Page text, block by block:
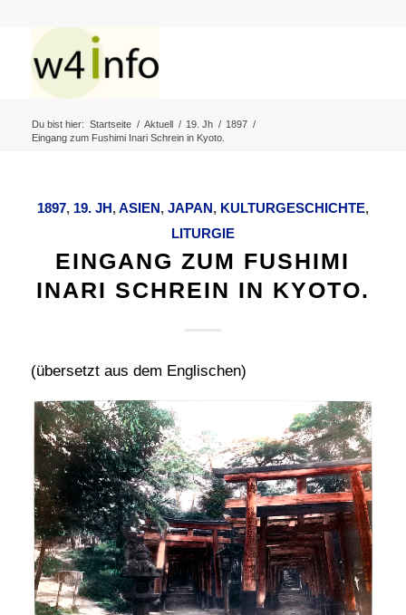
Du bist hier: Startseite / Aktuell / 19. Jh / 1897 /
Eingang zum Fushimi Inari Schrein in Kyoto.
1897, 19. JH,ASIEN, JAPAN, KULTURGESCHICHTE,
LITURGIE
EINGANG ZUM FUSHIMI
INARI SCHREIN IN KYOTO.
(übersetzt aus dem Englischen)